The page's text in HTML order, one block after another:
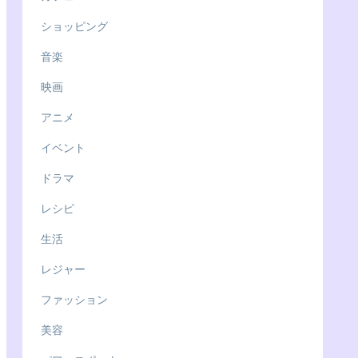
ショッピング
音楽
映画
アニメ
イベント
ドラマ
レシピ
生活
レジャー
ファッション
美容